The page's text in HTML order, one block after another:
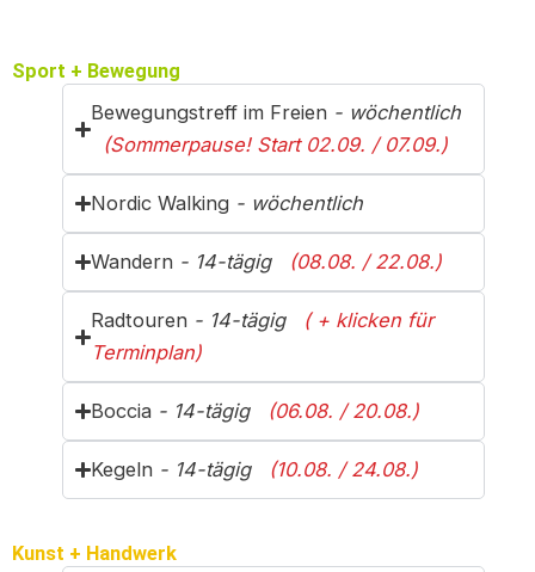
Sport + Bewegung
Bewegungstreff im Freien - wöchentlich
(Sommerpause! Start 02.09. / 07.09.)
Nordic Walking - wöchentlich
Wandern - 14-tägig (08.08. / 22.08.)
Radtouren - 14-tägig ( + klicken für
Terminplan)
Boccia - 14-tägig (06.08. / 20.08.)
Kegeln - 14-tägig (10.08. / 24.08.)
Kunst + Handwerk